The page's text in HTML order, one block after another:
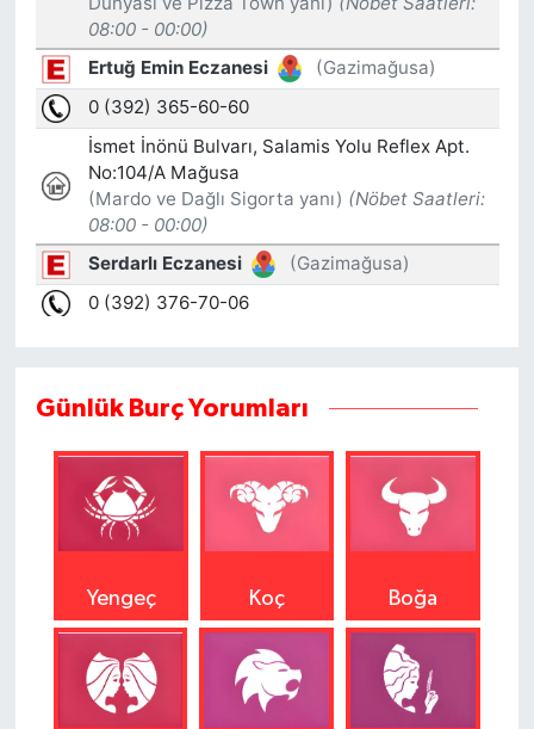
Günlük Burç Yorumları
Yengeç Koç Boğa